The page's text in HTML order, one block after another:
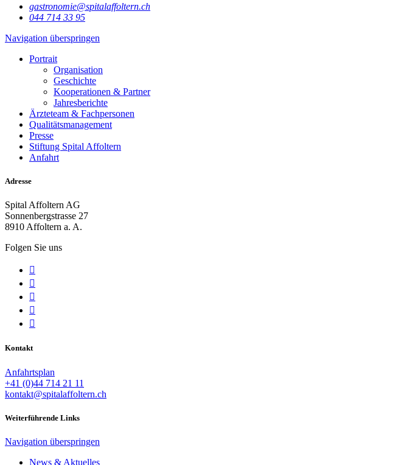
gastronomie@spitalaffoltern.ch
044 714 33 95
Navigation überspringen
Portrait
Organisation
Geschichte
Kooperationen & Partner
Jahresberichte
Ärzteteam & Fachpersonen
Qualitätsmanagement
Presse
Stiftung Spital Affoltern
Anfahrt
Adresse
Spital Affoltern AG
Sonnenbergstrasse 27
8910 Affoltern a. A.
Folgen Sie uns





Kontakt
Anfahrtsplan
+41 (0)44 714 21 11
kontakt@spitalaffoltern.ch
Weiterführende Links
Navigation überspringen
News & Aktuelles